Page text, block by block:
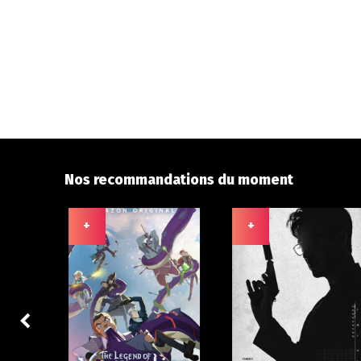
Nos recommandations du moment
+ +